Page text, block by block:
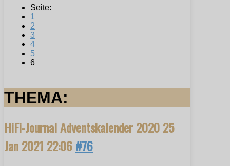
Seite:
1
2
3
4
5
6
THEMA:
HiFi-Journal Adventskalender 202025
Jan 2021 22:06#76